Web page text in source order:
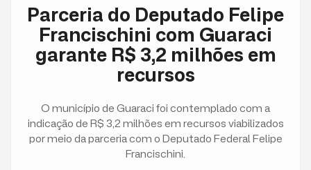
Parceria do Deputado Felipe
Francischini com Guaraci
garante R$ 3,2 milhões em
recursos
O município de Guaraci foi contemplado com a
indicação de R$ 3,2 milhões em recursos viabilizados
por meio da parceria com o Deputado Federal Felipe
Francischini.